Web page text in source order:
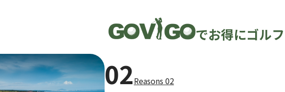
でお得にゴルフ
02Reasons 02